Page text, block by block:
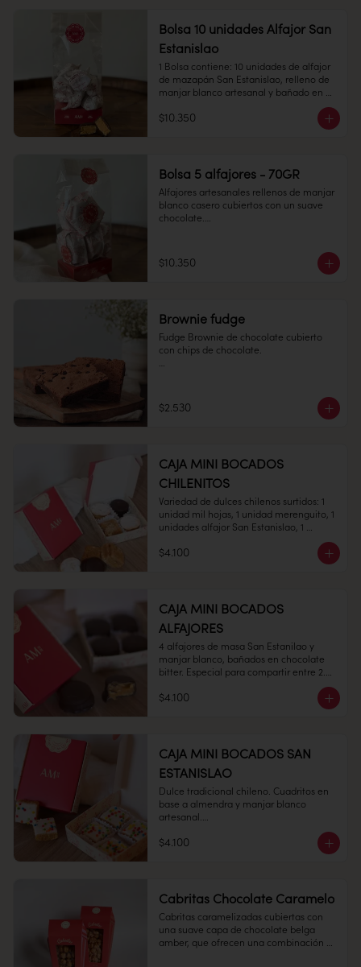
humedad.
Bolsa 10 unidades Alfajor San
Estanislao
1 Bolsa contiene: 10 unidades de alfajor
de mazapán San Estanislao, relleno de
manjar blanco artesanal y bañado en
Conservación: Mantener sellado en un
Duración: 30 días.
$10.350
Bolsa 5 alfajores - 70GR
Alfajores artesanales rellenos de manjar
blanco casero cubiertos con un suave
chocolate.
Conservación: Mantener refrigeradas
entre 4°C y 10°C
$10.350
Brownie fudge
Fudge Brownie de chocolate cubierto
con chips de chocolate.
1 unidad
Peso: 100 gr
Conservación: Mantener sellado en un
humedad.
Duración: 15 días.
$2.530
CAJA MINI BOCADOS
CHILENITOS
Variedad de dulces chilenos surtidos: 1
unidad mil hojas, 1 unidad merenguito, 1
unidades alfajor San Estanislao, 1
nuestro clásico manjar blanco.
humedad.
Duración: 10 días.
$4.100
CAJA MINI BOCADOS
ALFAJORES
4 alfajores de masa San Estanilao y
manjar blanco, bañados en chocolate
bitter. Especial para compartir entre 2.
Conservación: Mantenga cerrado en un
ambiente fresco y seco, humedad 65% y
Vida útil: Prefiera consumo dentro de 30
días.
$4.100
CAJA MINI BOCADOS SAN
ESTANISLAO
Dulce tradicional chileno. Cuadritos en
base a almendra y manjar blanco
artesanal.
Cantidad: 4 unidades
humedad.
$4.100
Cabritas Chocolate Caramelo
Cabritas caramelizadas cubiertas con
una suave capa de chocolate belga
amber, que ofrecen una combinación